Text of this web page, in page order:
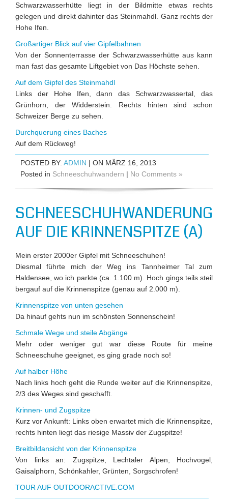
Schwarzwasserhütte liegt in der Bildmitte etwas rechts
gelegen und direkt dahinter das Steinmahdl. Ganz rechts der
Hohe Ifen.
Großartiger Blick auf vier Gipfelbahnen
Von der Sonnenterrasse der Schwarzwasserhütte aus kann
man fast das gesamte Liftgebiet von Das Höchste sehen.
Auf dem Gipfel des Steinmahdl
Links der Hohe Ifen, dann das Schwarzwassertal, das
Grünhorn, der Widderstein. Rechts hinten sind schon
Schweizer Berge zu sehen.
Durchquerung eines Baches
Auf dem Rückweg!
POSTED BY: ADMIN | ON MÄRZ 16, 2013
Posted in Schneeschuhwandern | No Comments »
SCHNEESCHUHWANDERUNG
AUF DIE KRINNENSPITZE (A)
Mein erster 2000er Gipfel mit Schneeschuhen!
Diesmal führte mich der Weg ins Tannheimer Tal zum
Haldensee, wo ich parkte (ca. 1.100 m). Hoch gings teils steil
bergauf auf die Krinnenspitze (genau auf 2.000 m).
Krinnenspitze von unten gesehen
Da hinauf gehts nun im schönsten Sonnenschein!
Schmale Wege und steile Abgänge
Mehr oder weniger gut war diese Route für meine
Schneeschuhe geeignet, es ging grade noch so!
Auf halber Höhe
Nach links hoch geht die Runde weiter auf die Krinnenspitze,
2/3 des Weges sind geschafft.
Krinnen- und Zugspitze
Kurz vor Ankunft: Links oben erwartet mich die Krinnenspitze,
rechts hinten liegt das riesige Massiv der Zugspitze!
Breitbildansicht von der Krinnenspitze
Von links an: Zugspitze, Lechtaler Alpen, Hochvogel,
Gaisalphorn, Schönkahler, Grünten, Sorgschrofen!
TOUR AUF OUTDOORACTIVE.COM